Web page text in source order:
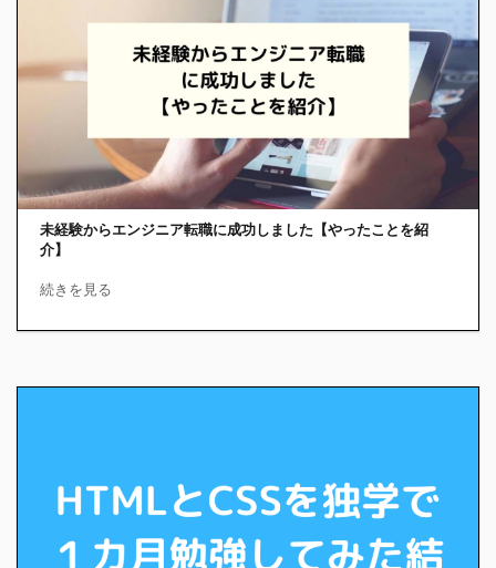
未経験からエンジニア転職に成功しました【やったことを紹
介】
続きを見る